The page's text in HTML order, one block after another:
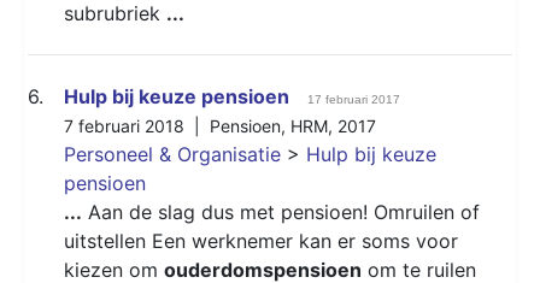
subrubriek ...
6. Hulp bij keuze pensioen 17 februari 2017
7 februari 2018 | Pensioen, HRM, 2017
Personeel & Organisatie > Hulp bij keuze
pensioen
... Aan de slag dus met pensioen! Omruilen of
uitstellen Een werknemer kan er soms voor
kiezen om ouderdomspensioen om te ruilen